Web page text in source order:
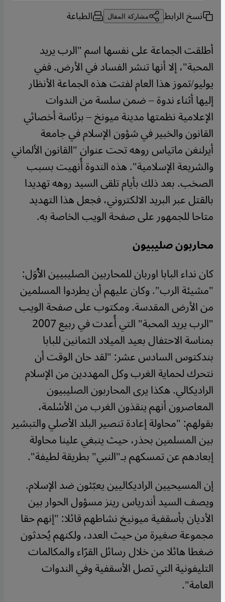
نسخ الرابط مشاركة المقال الطباعة
أطلقت الجماعة على نفسها اسم "الرب يريد
المحبة"، إلا أنها تنشر الفساد في الأرض. ففي
يوليو/تموز هذا العام لفتت هذه الجماعة الأنظار
إليها أثناء ندوة – ضمن سلسة من الندوات
الإعلامية نظمتها مدينة ميونخ – برئاسة أخصائي
القانون والخبير في شؤون الإسلام في جامعة
أيرلنغن ماتياس روهه تحت عنوان "القانون الألماني
والشريعة الإسلامية". هذه الندوة أُنهيت بسبب
الصخب. بعد ذلك بأيام تلقى السيد روهه تهديدا
بالقتل عبر البريد الالكتروني، فجعل هذا التهديد
متاحا للجمهور على صفحة الويب الخاصة به.
محاربون صليبيون
كان نداء البابا اوربان للمحاربين الصليبيين الأُوَل:
"مشيئة الرب". وكان عليهم أن يطردوا المسلمين
من الأرض المقدسة. ومكتوب على صفحة الويب
"الرب يريد المحبة" التي أُعدت في ربيع 2007
بمناسة الاحتفال بعيد الميلاد الثمانين للبابا
بندكتوس السادس عشر: "لقد حان الوقت أن
نتحرك لحماية الغرب وكل المهددين من الإسلام
الراديكالي. هكذا يرى المحاربون الصليبيون
المعاصرون أنهم ينقذون الغرب من الأسْلمة،
بقولهم: "محاولة إعادة تنصير البلد الأصلي والتبشير
بين المسلمين بحذر، حيث ينبغي علينا محاولة
إبعادهم عن تمسكهم بـ"النبي" بطريقة لطيفة".
إن المسيحيين الراديكاليين يعبّئون ضد الإسلام.
ويصف السيد أندرياس رينز مسؤول الحوار بين
الأديان بأسقفية ميونيخ نشاطهم قائلا: "إنهم حقا
مجموعة صغيرة من حيث العدد، ولكنهم يُحدثون
ضغطا هائلا من خلال رسائل القرّاء والمكالمات
التليفونية التي تصل الأسقفية وفي الندوات
العامة".